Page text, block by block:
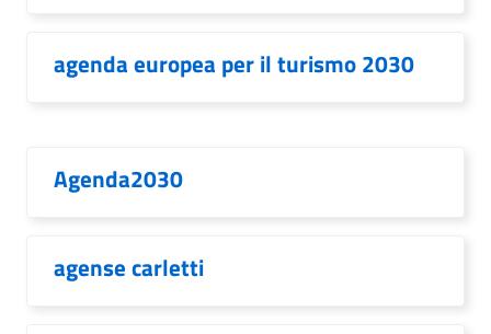
agenda europea per il turismo 2030
Agenda2030
agense carletti